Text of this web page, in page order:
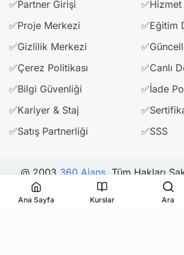
✅Partner Girişi
✅Proje Merkezi
✅Gizlilik Merkezi
✅Çerez Politikası
✅Bilgi Güvenliği
✅Kariyer & Staj
✅Satış Partnerliği
✅Hizmet
✅Eğitim
✅Canlı
✅İade
✅SSS
@ 2003 360 Ajans. Tüm
Ana Sayfa Kurslar Ara